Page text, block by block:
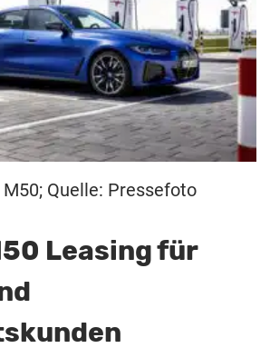
M50; Quelle: Pressefoto
Leasing für